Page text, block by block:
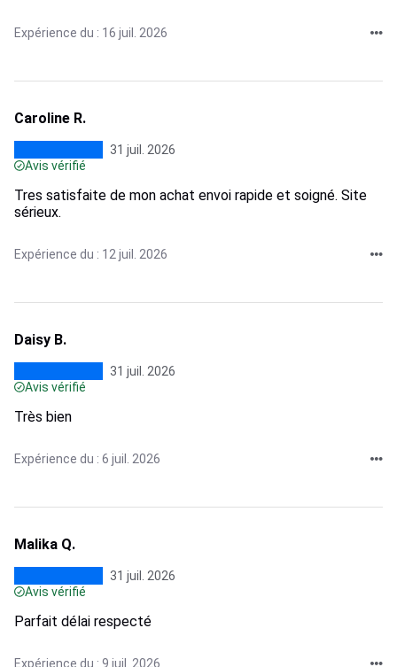
Expérience du : 16 juil. 2026
Caroline R.
31 juil. 2026
Avis vérifié
Tres satisfaite de mon achat envoi rapide et soigné. Site
sérieux.
Expérience du : 12 juil. 2026
Daisy B.
31 juil. 2026
Avis vérifié
Très bien
Expérience du : 6 juil. 2026
Malika Q.
31 juil. 2026
Avis vérifié
Parfait délai respecté
Expérience du : 9 juil. 2026